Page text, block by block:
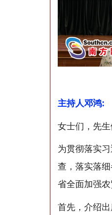
主持人邓鸿:
女士们，先
为贯彻落实
查，落实落
省全面加强
首先，介绍